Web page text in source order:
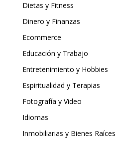
Dietas y Fitness
Dinero y Finanzas
Ecommerce
Educación y Trabajo
Entretenimiento y Hobbies
Espiritualidad y Terapias
Fotografía y Video
Idiomas
Inmobiliarias y Bienes Raíces